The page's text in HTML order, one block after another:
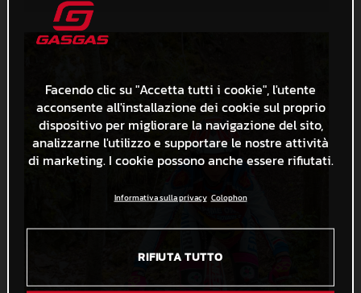
Facendo clic su "Accetta tutti i cookie", l'utente
acconsente all'installazione dei cookie sul proprio
dispositivo per migliorare la navigazione del sito,
analizzarne l'utilizzo e supportare le nostre attività
di marketing. I cookie possono anche essere rifiutati.
Informativa sulla privacy Colophon
RIFIUTA TUTTO